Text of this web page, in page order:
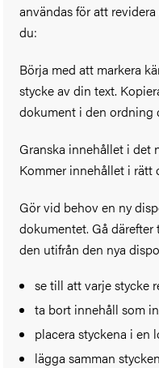
användas för att
du:
Börja med att markera
stycke av din text.
dokument i den ordning
Granska innehållet i det
Kommer innehållet i
Gör vid behov en ny
dokumentet. Gå
den utifrån den nya
se till att varje stycke
ta bort innehåll som
placera styckena i en
lägga samman